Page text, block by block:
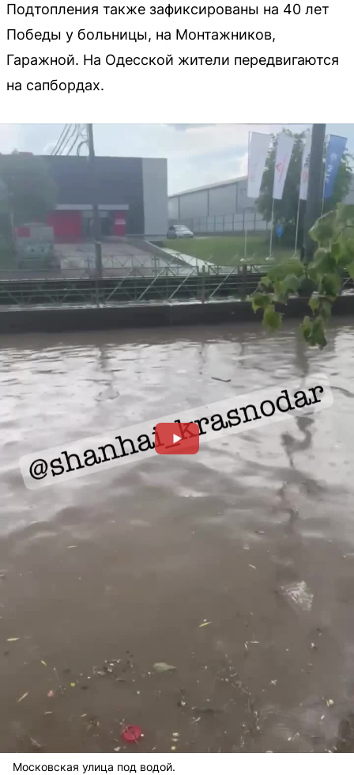
Подтопления также зафиксированы на 40 лет
Победы у больницы, на Монтажников,
Гаражной. На Одесской жители передвигаются
на сапбордах.
Московская улица под водой.